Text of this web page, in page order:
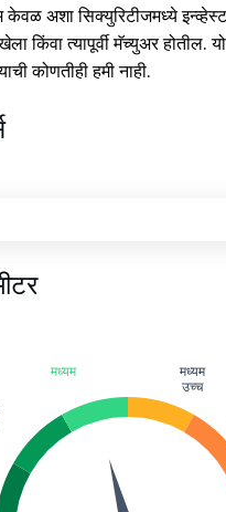
अशा सिक्युरिटीजमध्ये
किंवा त्यापूर्वी मॅच्युअर होतील.
कोणतीही हमी नाही.
मध्यम
मध्यम
उच्च